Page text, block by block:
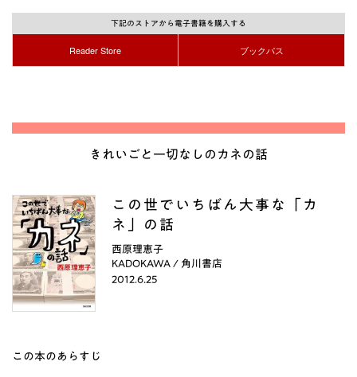
下記のストアから電子書籍を購入する
Reader Store ブックパス
きれいごと一切なしのカネの話
この世でいちばん大事な「カ
ネ」の話
西原理恵子
KADOKAWA / 角川書店
2012.6.25
この本のあらすじ